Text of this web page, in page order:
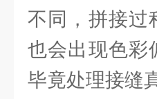
不同，拼接过
也会出现色彩
毕竟处理接缝